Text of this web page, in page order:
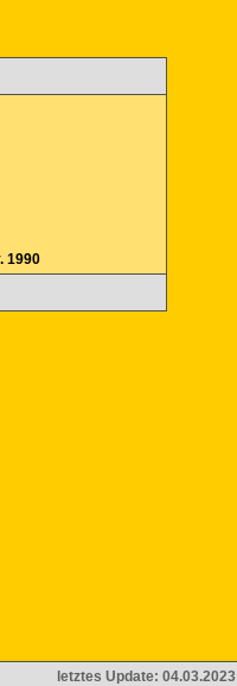
1990
letztes Update: 04.03.2023